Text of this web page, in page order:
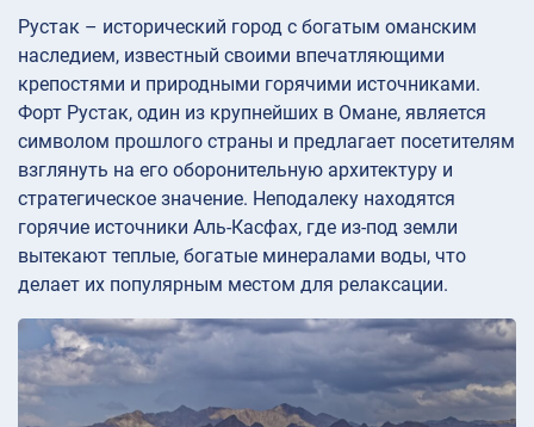
Рустак – исторический город с богатым оманским
наследием, известный своими впечатляющими
крепостями и природными горячими источниками.
Форт Рустак, один из крупнейших в Омане, является
символом прошлого страны и предлагает посетителям
взглянуть на его оборонительную архитектуру и
стратегическое значение. Неподалеку находятся
горячие источники Аль-Касфах, где из-под земли
вытекают теплые, богатые минералами воды, что
делает их популярным местом для релаксации.